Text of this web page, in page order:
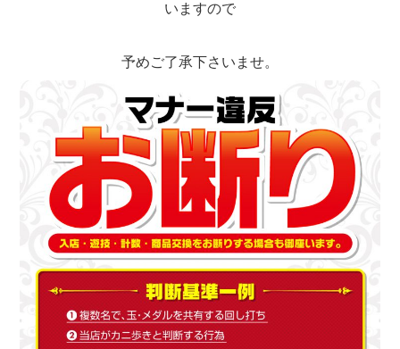
いますので
予めご了承下さいませ。